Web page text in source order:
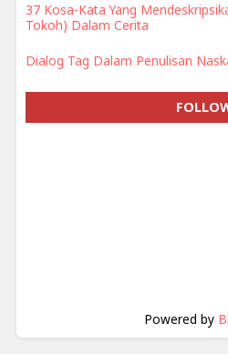
37 Kosa-Kata Yang
Tokoh) Dalam Cerita
Dialog Tag Dalam Penulisan
Powered by